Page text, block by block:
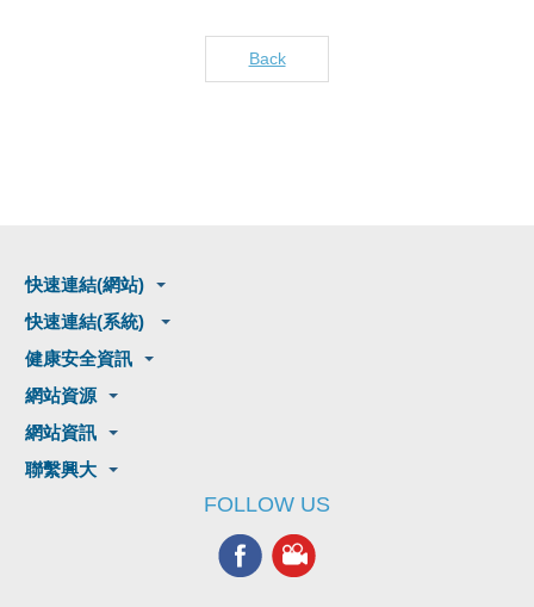
Back
快速連結(網站)
快速連結(系統)
健康安全資訊
網站資源
網站資訊
聯繫興大
FOLLOW US